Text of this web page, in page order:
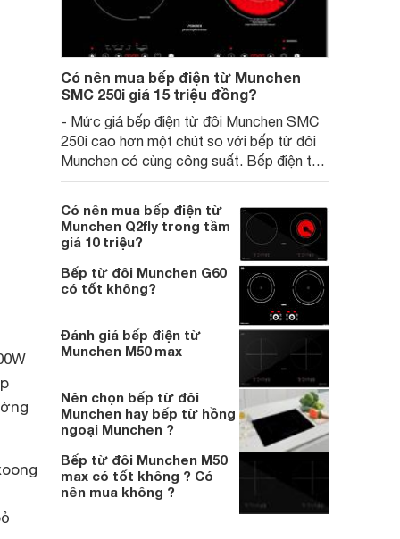
Có nên mua bếp điện từ Munchen
SMC 250i giá 15 triệu đồng?
- Mức giá bếp điện từ đôi Munchen SMC
250i cao hơn một chút so với bếp từ đôi
Munchen có cùng công suất. Bếp điện từ
đôi có vẻ là sự lựa chọn tiện lợi hơn khi có
thể nấu nướng với nhiều loại nồi xoong
trong khi đó bếp từ đôi lại có nhiều chế độ
điều chỉnh nhiệt hơn.
Có nên mua bếp điện từ
Munchen Q2fly trong tầm
giá 10 triệu?
Bếp từ đôi Munchen G60
có tốt không?
Đánh giá bếp điện từ
Munchen M50 max
Nên chọn bếp từ đôi
Munchen hay bếp từ hồng
ngoại Munchen ?
Bếp từ đôi Munchen M50
max có tốt không ? Có
nên mua không ?